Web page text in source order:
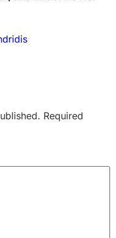
Required